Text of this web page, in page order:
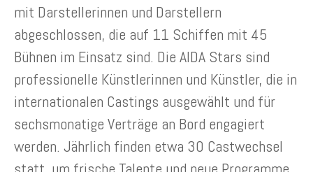
mit Darstellerinnen und Darstellern
abgeschlossen, die auf 11 Schiffen mit 45
Bühnen im Einsatz sind. Die AIDA Stars sind
professionelle Künstlerinnen und Künstler, die in
internationalen Castings ausgewählt und für
sechsmonatige Verträge an Bord engagiert
werden. Jährlich finden etwa 30 Castwechsel